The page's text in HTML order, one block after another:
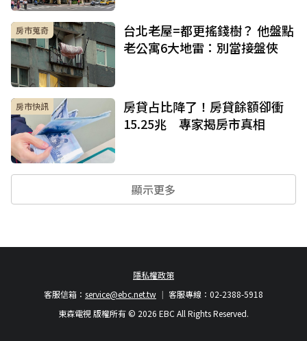
房市蒐奇
台北老屋=都更搖錢樹？ 他盤點
老公寓6大地雷：別當接盤俠
房市快訊
房貸占比降了！房貸餘額卻衝
15.25兆 專家揭房市真相
顯示更多
隱私權政策
客服專線：02-2388-5918
客服信箱： service@ebc.net.tw
東森電視 版權所有 © 2026 EBC All Rights Reserved.